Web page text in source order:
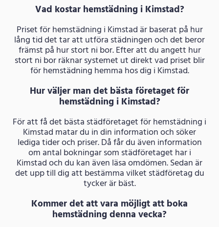
Vad kostar hemstädning i Kimstad?
Priset för hemstädning i Kimstad är baserat på hur
lång tid det tar att utföra städningen och det beror
främst på hur stort ni bor. Efter att du angett hur
stort ni bor räknar systemet ut direkt vad priset blir
för hemstädning hemma hos dig i Kimstad.
Hur väljer man det bästa företaget för
hemstädning i Kimstad?
För att få det bästa städföretaget för hemstädning i
Kimstad matar du in din information och söker
lediga tider och priser. Då får du även information
om antal bokningar som städföretaget har i
Kimstad och du kan även läsa omdömen. Sedan är
det upp till dig att bestämma vilket städföretag du
tycker är bäst.
Kommer det att vara möjligt att boka
hemstädning denna vecka?